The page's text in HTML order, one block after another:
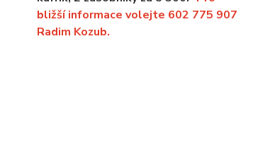
bližší informace volejte 602 775 907
Radim Kozub.